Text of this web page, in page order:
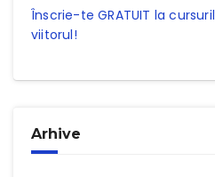
Înscrie-te GRATUIT la
viitorul!
Arhive